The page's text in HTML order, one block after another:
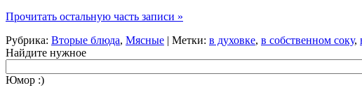
Прочитать остальную часть записи »
Рубрика: Вторые блюда, Мясные | Метки: в духовке, в собственном соку,
Найдите нужное
Юмор :)